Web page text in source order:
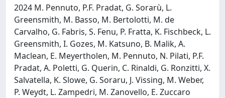
2024 M. Pennuto, P.F. Pradat, G. Sorarù, L.
Greensmith, M. Basso, M. Bertolotti, M. de
Carvalho, G. Fabris, S. Fenu, P. Fratta, K. Fischbeck, L.
Greensmith, I. Gozes, M. Katsuno, B. Malik, A.
Maclean, E. Meyertholen, M. Pennuto, N. Pilati, P.F.
Pradat, A. Poletti, G. Querin, C. Rinaldi, G. Ronzitti, X.
Salvatella, K. Slowe, G. Soraru, J. Vissing, M. Weber,
P. Weydt, L. Zampedri, M. Zanovello, E. Zuccaro